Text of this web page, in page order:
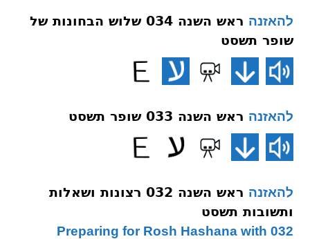
להאזנה
ראש השנה 034 שלוש הבחונות של
שופר תשסט
להאזנה ראש השנה 033 שופר תשסט
להאזנה
ראש השנה 032 רצונות ושאלות
ותשובות תשסט
032 Preparing for Rosh Hashana with